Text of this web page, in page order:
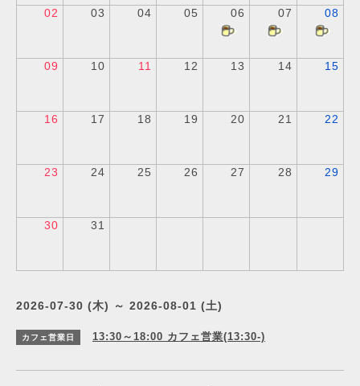
02 03 04 05 06 07 08
09 10 11 12 13 14 15
16 17 18 19 20 21 22
23 24 25 26 27 28 29
30 31
2026-07-30 (木) ～ 2026-08-01 (土)
カフェ営業日 13:30～18:00 カフェ営業(13:30-)